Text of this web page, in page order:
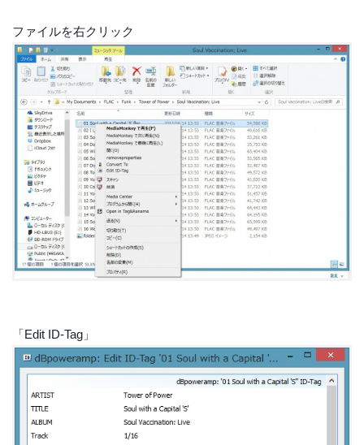
ファイルを右クリック
「Edit ID-Tag」